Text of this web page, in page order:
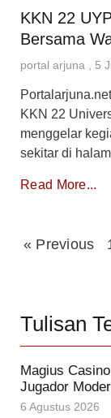
KKN 22
Bersama
portal arjuna 5
KKN 22
menggelar
sekitar di
Read More...
« Previous
Tulisan
Magius
Jugador
6 Agustus 2026